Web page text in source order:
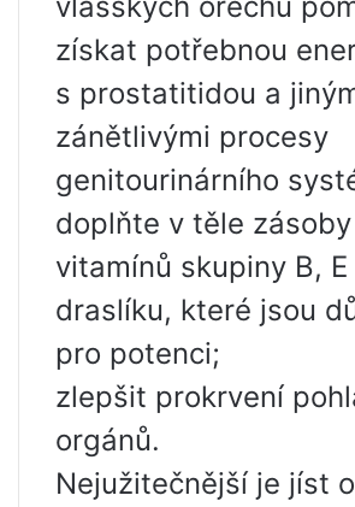
získat potřebnou
s prostatitidou a
zánětlivými procesy
genitourinárního
doplňte v těle
vitamínů skupiny B, E
draslíku, které jsou
pro potenci;
zlepšit prokrvení
orgánů.
Nejužitečnější je jíst